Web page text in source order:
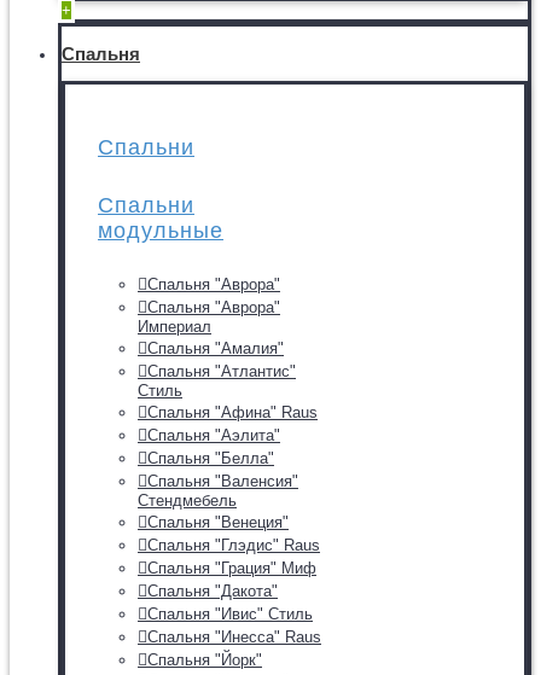
+
Спальня
Спальни
Спальни
модульные
Спальня "Аврора"
Спальня "Аврора"
Империал
Спальня "Амалия"
Спальня "Атлантис"
Стиль
Спальня "Афина" Raus
Спальня "Аэлита"
Спальня "Белла"
Спальня "Валенсия"
Стендмебель
Спальня "Венеция"
Спальня "Глэдис" Raus
Спальня "Грация" Миф
Спальня "Дакота"
Спальня "Ивис" Стиль
Спальня "Инесса" Raus
Спальня "Йорк"